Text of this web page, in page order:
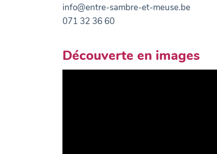
info@entre-sambre-et-meuse.be
071 32 36 60
Découverte en images